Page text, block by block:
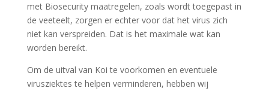
met Biosecurity maatregelen, zoals wordt toegepast in
de veeteelt, zorgen er echter voor dat het virus zich
niet kan verspreiden. Dat is het maximale wat kan
worden bereikt.
Om de uitval van Koi te voorkomen en eventuele
virusziektes te helpen verminderen, hebben wij